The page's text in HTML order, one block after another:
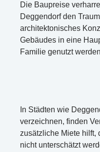
Die Baupreise
Deggendorf den
architektonisches
Gebäudes in eine
Familie genutzt
In Städten wie
verzeichnen, finden
zusätzliche Miete hilft,
nicht unterschätzt